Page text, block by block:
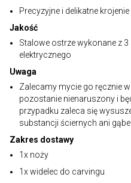
Precyzyjne i delikatne
Jakość
Stalowe ostrze wykonane z
elektrycznego
Uwaga
Zalecamy mycie go ręcznie
pozostanie nienaruszony i
przypadku zaleca się
substancji ściernych ani
Zakres dostawy
1x noży
1x widelec do carvingu